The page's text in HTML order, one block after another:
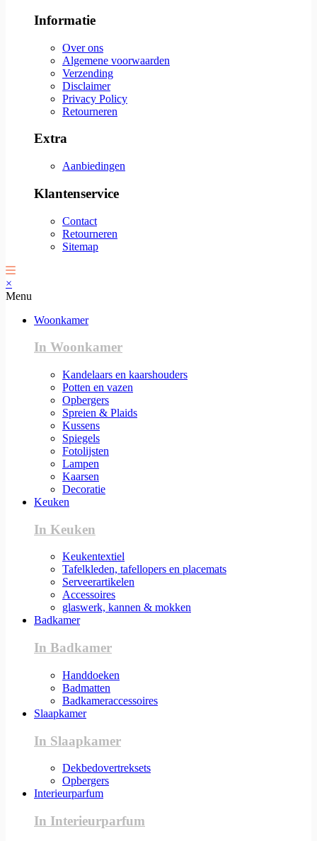
Informatie
Over ons
Algemene voorwaarden
Verzending
Disclaimer
Privacy Policy
Retourneren
Extra
Aanbiedingen
Klantenservice
Contact
Retourneren
Sitemap
×
Menu
Woonkamer
In Woonkamer
Kandelaars en kaarshouders
Potten en vazen
Opbergers
Spreien & Plaids
Kussens
Spiegels
Fotolijsten
Lampen
Kaarsen
Decoratie
Keuken
In Keuken
Keukentextiel
Tafelkleden, tafellopers en placemats
Serveerartikelen
Accessoires
glaswerk, kannen & mokken
Badkamer
In Badkamer
Handdoeken
Badmatten
Badkameraccessoires
Slaapkamer
In Slaapkamer
Dekbedovertreksets
Opbergers
Interieurparfum
In Interieurparfum